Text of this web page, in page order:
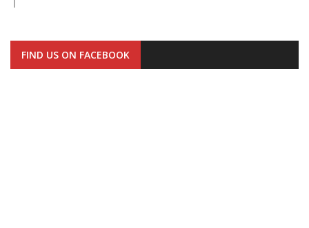
FIND US ON FACEBOOK